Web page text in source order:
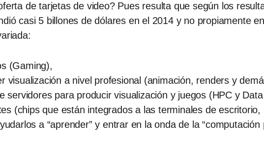
de tarjetas de video? Pues resulta que según los
casi 5 billones de dólares en el 2014 y no propiamente
(Gaming),
visualización a nivel profesional (animación, renders y
servidores para producir visualización y juegos (HPC y
(chips que están integrados a las terminales de
a “aprender” y entrar en la onda de la “computación